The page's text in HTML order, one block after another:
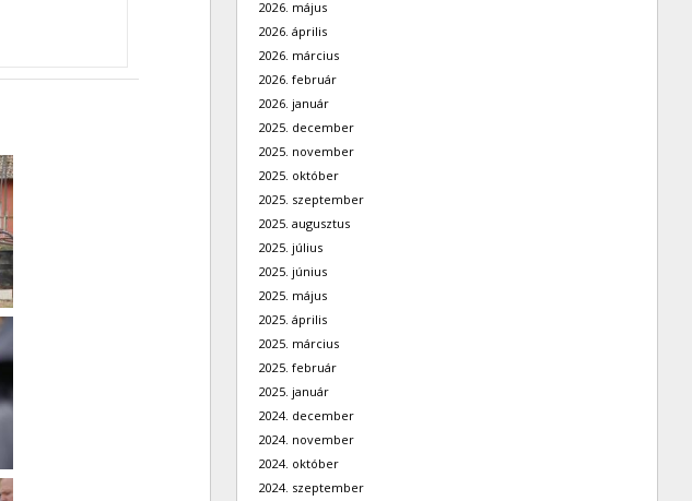
2026. május
2026. április
2026. március
2026. február
2026. január
2025. december
2025. november
2025. október
2025. szeptember
2025. augusztus
2025. július
2025. június
2025. május
2025. április
2025. március
2025. február
2025. január
2024. december
2024. november
2024. október
2024. szeptember